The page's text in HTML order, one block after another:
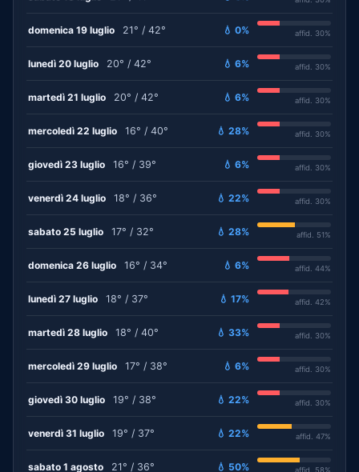
domenica 19 luglio 21° / 42° 💧 0% affid. 30%
lunedì 20 luglio 20° / 42° 💧 6% affid. 30%
martedì 21 luglio 20° / 42° 💧 6% affid. 30%
mercoledì 22 luglio 16° / 40° 💧 28% affid. 30%
giovedì 23 luglio 16° / 39° 💧 6% affid. 30%
venerdì 24 luglio 18° / 36° 💧 22% affid. 30%
sabato 25 luglio 17° / 32° 💧 28% affid. 51%
domenica 26 luglio 16° / 34° 💧 6% affid. 44%
lunedì 27 luglio 18° / 37° 💧 17% affid. 42%
martedì 28 luglio 18° / 40° 💧 33% affid. 30%
mercoledì 29 luglio 17° / 38° 💧 6% affid. 30%
giovedì 30 luglio 19° / 38° 💧 22% affid. 30%
venerdì 31 luglio 19° / 37° 💧 22% affid. 47%
sabato 1 agosto 21° / 36° 💧 50% affid. 58%